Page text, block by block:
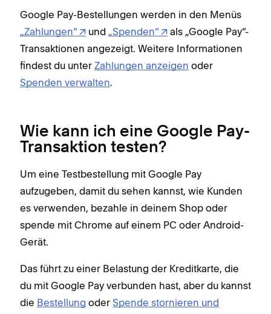
Google Pay-Bestellungen werden in den Menüs
„Zahlungen“
und „Spenden“
als „Google Pay“-
Transaktionen angezeigt. Weitere Informationen
findest du unter Zahlungen anzeigen oder
Spenden verwalten.
Wie kann ich eine Google Pay-
Transaktion testen?
Um eine Testbestellung mit Google Pay
aufzugeben, damit du sehen kannst, wie Kunden
es verwenden, bezahle in deinem Shop oder
spende mit Chrome auf einem PC oder Android-
Gerät.
Das führt zu einer Belastung der Kreditkarte, die
du mit Google Pay verbunden hast, aber du kannst
die Bestellung oder Spende stornieren und